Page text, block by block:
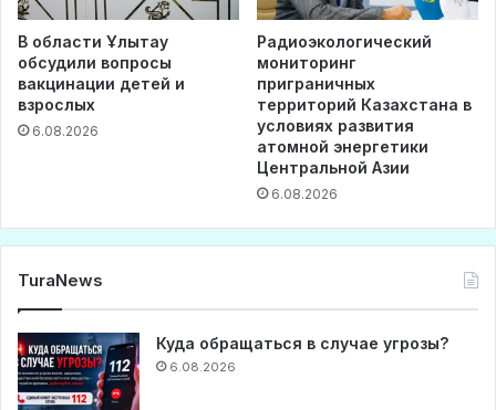
В области Ұлытау
обсудили вопросы
вакцинации детей и
взрослых
6.08.2026
Радиоэкологический
мониторинг
приграничных
территорий Казахстана в
условиях развития
атомной энергетики
Центральной Азии
6.08.2026
TuraNews
Куда обращаться в случае угрозы?
6.08.2026